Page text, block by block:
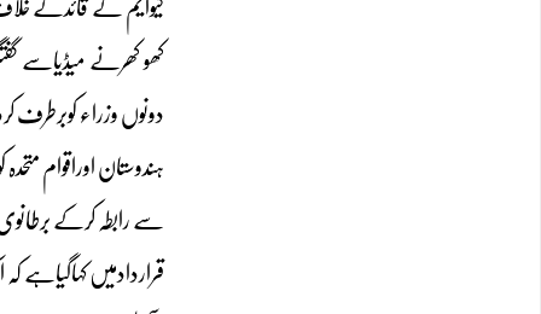
دونوں وزراء کوبرطرف
ہندوستان اوراقوام
سے رابطہ کرکے
قراردادمیں کہاگیاہے